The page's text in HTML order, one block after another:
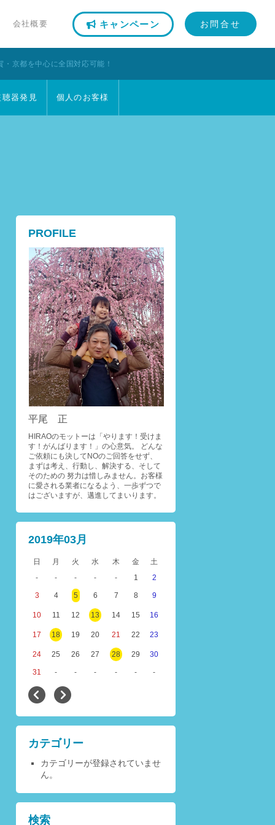
お問合せ
キャンペーン
会社概要
京都を中心に全国対応可能！
聴器発見 個人のお客様
PROFILE
平尾 正
HIRAOのモットーは「やります！受けま
す！がんばります！」の心意気。 どんな
ご依頼にも決してNOのご回答をせず、
まずは考え、行動し、解決する、そして
そのための 努力は惜しみません。お客様
に愛される業者になるよう、一歩ずつで
はございますが、邁進してまいります。
2019年03月
日 月 火 水 木 金
土
-
- - - - 1 2
3 4 5 6 7 8 9
10 11 12 13 14 15 16
17 18 19 20 21 22 23
24 25 26 27 28 29 30
31 - - - - - -
カテゴリー
カテゴリーが登録されていませ
ん。
検索